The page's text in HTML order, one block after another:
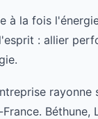
à la fois
: allier
rayonne
Béthune,